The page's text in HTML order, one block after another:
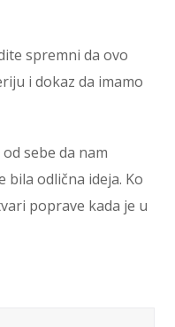
spremni da ovo
i dokaz da imamo
sebe da nam
bila odlična ideja. Ko
poprave kada je u